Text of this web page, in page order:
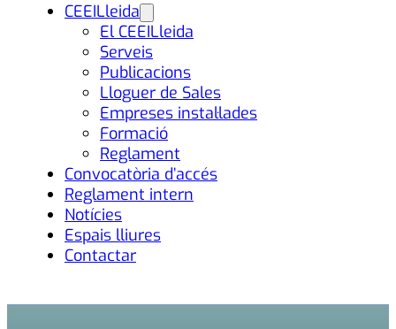
CEEILleida
El CEEILleida
Serveis
Publicacions
Lloguer de Sales
Empreses instal·lades
Formació
Reglament
Convocatòria d’accés
Reglament intern
Notícies
Espais lliures
Contactar